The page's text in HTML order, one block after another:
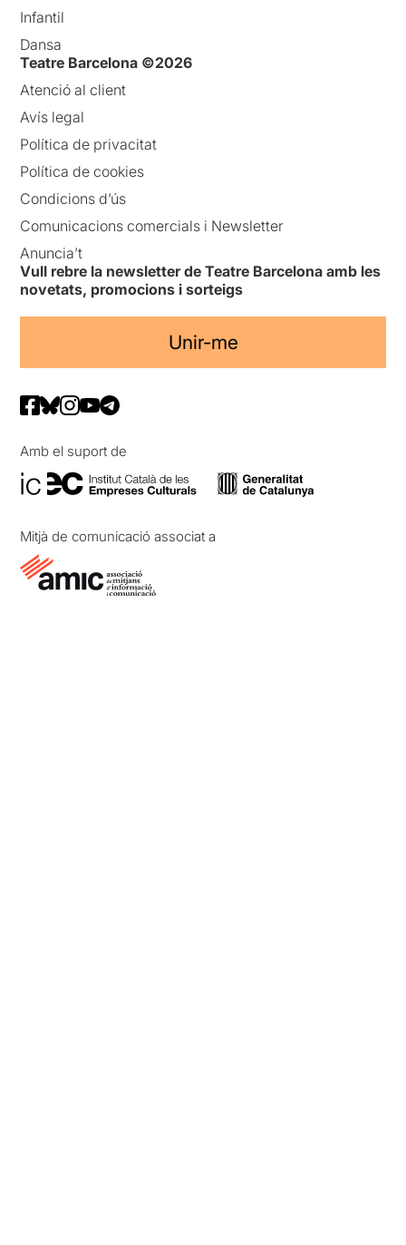
Infantil
Dansa
Teatre Barcelona ©2026
Atenció al client
Avís legal
Política de privacitat
Política de cookies
Condicions d’ús
Comunicacions comercials i Newsletter
Anuncia’t
Vull rebre la newsletter de Teatre Barcelona amb les
novetats, promocions i sorteigs
Unir-me
Amb el suport de
Mitjà de comunicació associat a